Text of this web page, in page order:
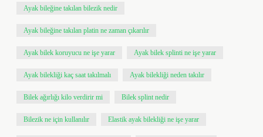
Ayak bileğine takılan bilezik nedir
Ayak bileğine takılan platin ne zaman çıkarılır
Ayak bilek koruyucu ne işe yarar Ayak bilek splinti ne işe yarar
Ayak bilekliği kaç saat takılmalı Ayak bilekliği neden takılır
Bilek ağırlığı kilo verdirir mi Bilek splint nedir
Bilezik ne için kullanılır Elastik ayak bilekliği ne işe yarar